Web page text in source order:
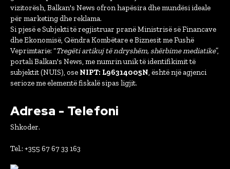
vizitorësh, Balkan's News ofron hapësira dhe mundësi ideale
për marketing dhe reklama.
Si pjesë e Subjekti të regjistruar pranë Ministrisë së Financave
dhe Ekonomisë, Qëndra Kombëtare e Biznesit me Fushë
Veprimtarie: “Tregëti artikuj të ndryshëm, shërbime mediatike”,
portali Balkan's News, me numrin unik të identifikimit të
subjektit (NUIS), ose NIPT: L96314005N , është një agjenci
serioze me elementë fiskalë sipas ligjit.
Adresa - Telefoni
Shkoder.
Tel.: +355 67 67 33 163